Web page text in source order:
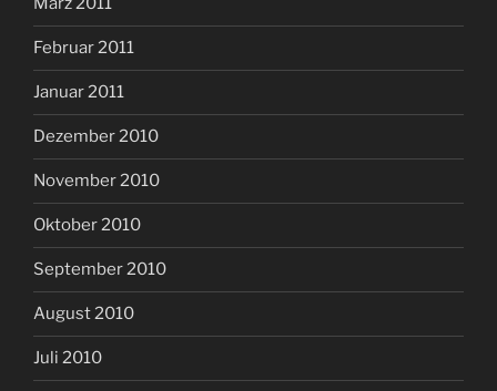
Februar 2011
Januar 2011
Dezember 2010
November 2010
Oktober 2010
September 2010
August 2010
Juli 2010